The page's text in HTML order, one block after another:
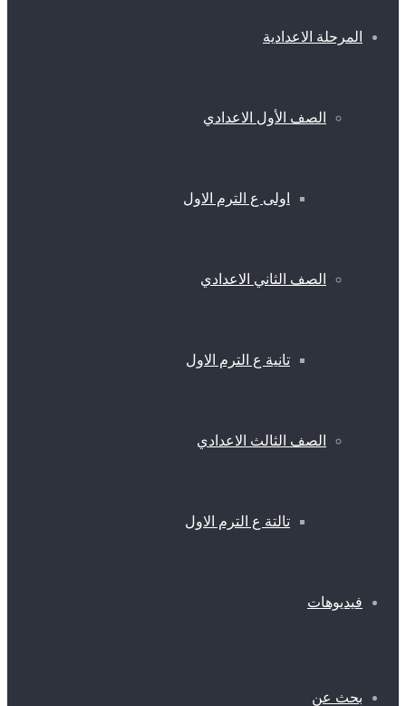
المرحلة الاعدادية
الصف الأول الاعدادي
اولى ع الترم الاول
الصف الثاني الاعدادي
تانية ع الترم الاول
الصف الثالث الاعدادي
تالتة ع الترم الاول
فيديوهات
بحث عن